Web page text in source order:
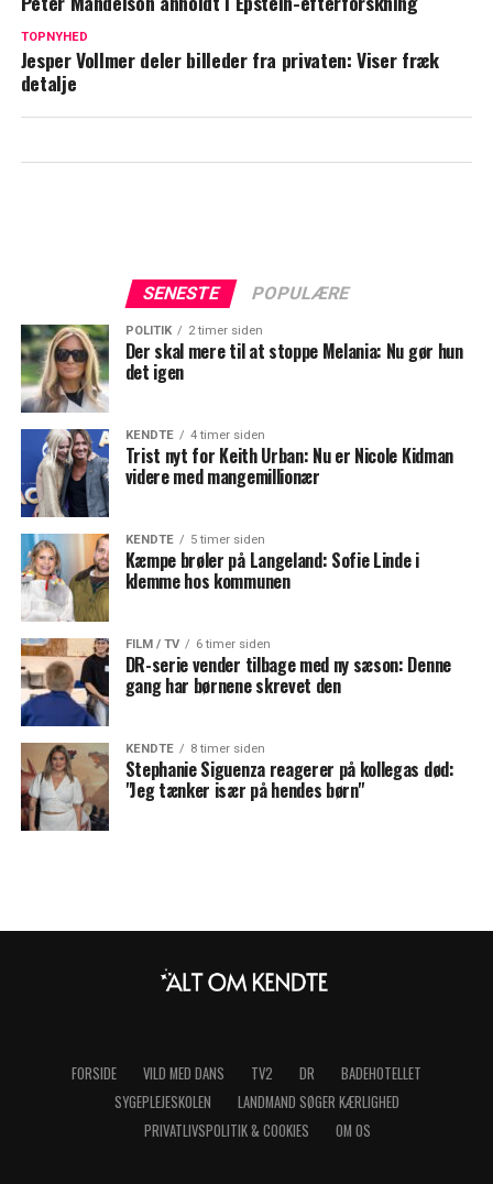
Sejr: Kostede offeret over 2800 kroner
TOPNYHED
Jesper Vollmer deler billeder fra privaten: Viser fræk
detalje
SENESTE POPULÆRE
POLITIK 2 timer siden
Der skal mere til at stoppe Melania: Nu gør hun
det igen
KENDTE 4 timer siden
Trist nyt for Keith Urban: Nu er Nicole Kidman
videre med mangemillionær
KENDTE 5 timer siden
Kæmpe brøler på Langeland: Sofie Linde i
klemme hos kommunen
FILM / TV 6 timer siden
DR-serie vender tilbage med ny sæson: Denne
gang har børnene skrevet den
KENDTE 8 timer siden
Stephanie Siguenza reagerer på kollegas død:
"Jeg tænker især på hendes børn"
FORSIDE VILD MED DANS TV2 DR
BADEHOTELLET
SYGEPLEJESKOLEN
LANDMAND SØGER KÆRLIGHED
PRIVATLIVSPOLITIK & COOKIES
OM OS